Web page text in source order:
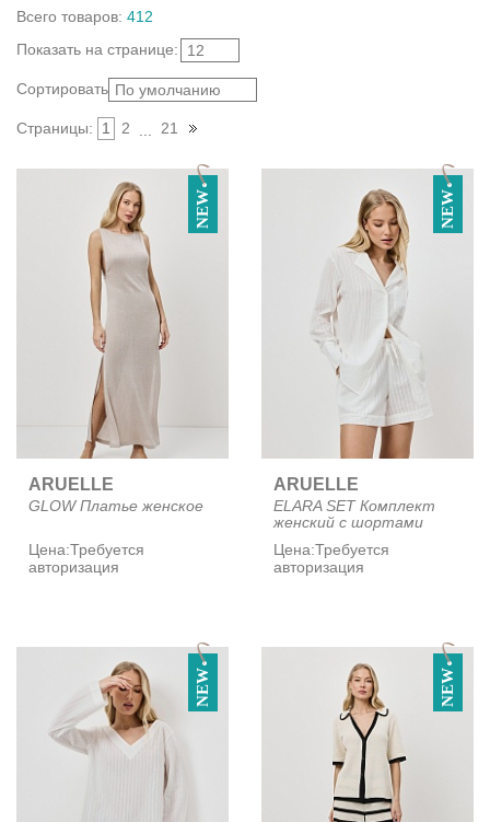
Всего товаров: 412
Показать на странице: 12
Сортировать: По умолчанию
Страницы: 1 2 21
NEW
ARUELLE
GLOW Платье женское
Цена:Требуется
авторизация
NEW
ARUELLE
ELARA SET Комплект
женский с шортами
Цена:Требуется
авторизация
NEW NEW